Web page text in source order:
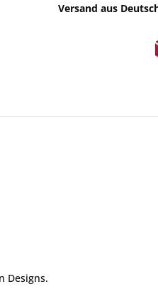
Versand aus
Designs.